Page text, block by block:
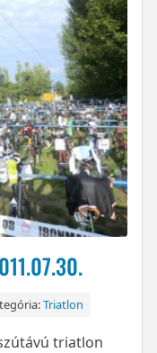
Triatlon
triatlon